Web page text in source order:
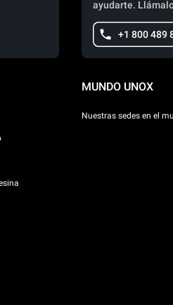
ayudarte.
+1 800 489
MUNDO UNOX
Nuestras sedes en el